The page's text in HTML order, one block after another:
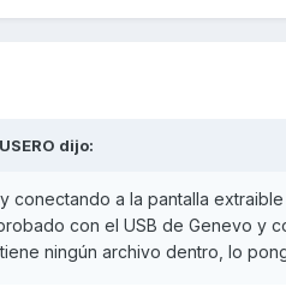
dijo:
conectando a la pantalla
con el USB de Genevo y
ningún archivo dentro, lo